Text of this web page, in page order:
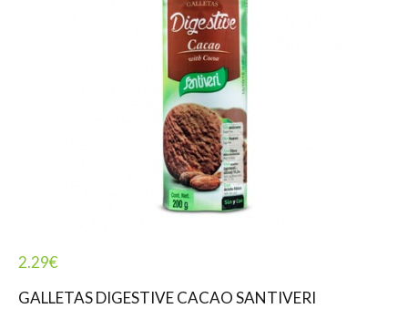
2.29€
GALLETAS DIGESTIVE CACAO SANTIVERI